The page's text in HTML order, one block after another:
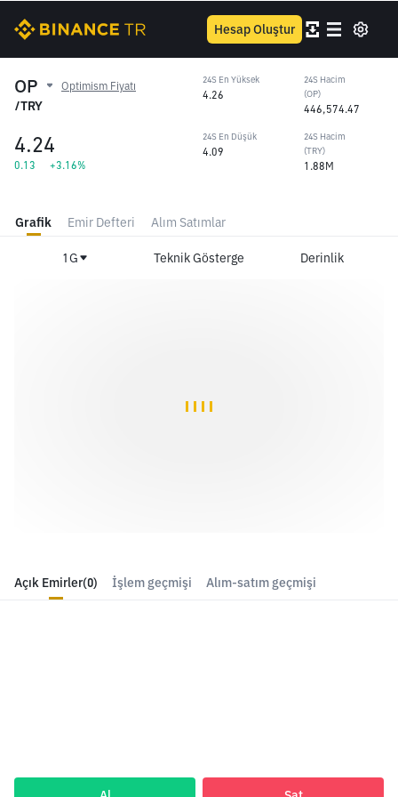
Hesap Oluştur
OP Optimism Fiyatı
/TRY
4.24
0.13 +3.16%
24S En Yüksek
4.26
24S En Düşük
4.09
24S Hacim
(OP)
446,574.47
24S Hacim
(TRY)
1.88M
Açık Emirler(0) İşlem geçmişi Alım-satım geçmişi
Grafik Emir Defteri Alım Satımlar
1G Teknik Gösterge Derinlik